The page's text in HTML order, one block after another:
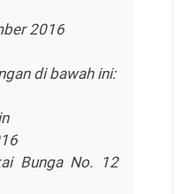
2016
di bawah ini:
Bunga No. 12